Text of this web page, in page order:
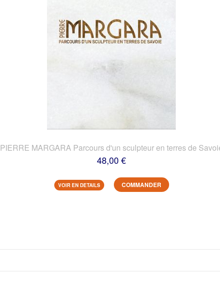
PIERRE MARGARA Parcours d'un sculpteur en terres de
48,00 €
VOIR EN DETAILS COMMANDER